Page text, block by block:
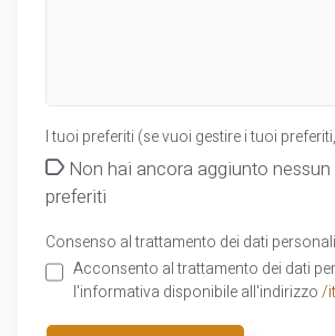
I tuoi preferiti (se vuoi gestire i tuoi preferiti,
Non hai ancora aggiunto
preferiti
Consenso al trattamento dei dati
Acconsento al trattamento dei dati
l'informativa disponibile all'indirizzo /